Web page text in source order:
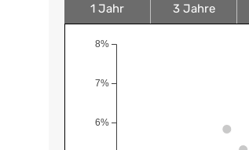
1 Jahr 3 Jahre
6%
7%
8%